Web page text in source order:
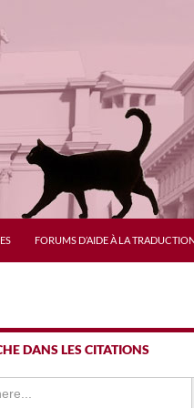
FORUMS D’AIDE À LA
DANS LES CITATIONS